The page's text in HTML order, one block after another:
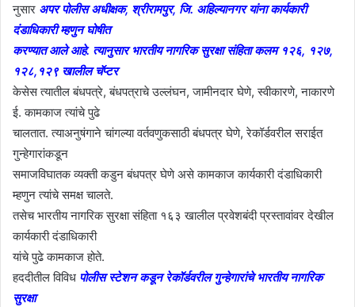
नुसार अपर पोलीस अधीक्षक, श्रीरामपुर, जि. अहिल्यानगर यांना कार्यकारी
दंडाधिकारी म्हणुन घोषीत
करण्यात आले आहे. त्यानुसार भारतीय नागरिक सुरक्षा संहिता कलम १२६, १२७,
१२८,१२९ खालील चॅप्टर
केसेस त्यातील बंधपत्रे, बंधपत्राचे उल्लंघन, जामीनदार घेणे, स्वीकारणे, नाकारणे
ई. कामकाज त्यांचे पुढे
चालतात. त्याअनुषंगाने चांगल्या वर्तवणुकसाठी बंधपत्र घेणे, रेकॉर्डवरील सराईत
गुन्हेगारांकडून
समाजविघातक व्यक्ती कडुन बंधपत्र घेणे असे कामकाज कार्यकारी दंडाधिकारी
म्हणुन त्यांचे समक्ष चालते.
तसेच भारतीय नागरिक सुरक्षा संहिता १६३ खालील प्रवेशबंदी प्रस्तावांवर देखील
कार्यकारी दंडाधिकारी
यांचे पुढे कामकाज होते.
हददीतील विविध पोलीस स्टेशन कडून रेकॉर्डवरील गुन्हेगारांचे भारतीय नागरिक
सुरक्षा